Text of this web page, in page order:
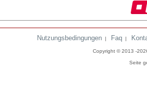
Nutzungsbedingungen | Faq |
Copyright © 2013 -
Seite